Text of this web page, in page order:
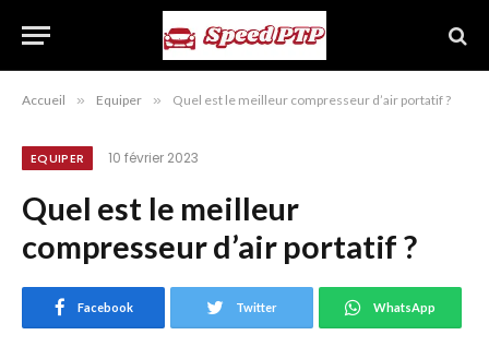
Accueil » Equiper » Quel est le meilleur compresseur d’air portatif ?
EQUIPER 10 février 2023
Quel est le meilleur
compresseur d’air portatif ?
Facebook Twitter WhatsApp